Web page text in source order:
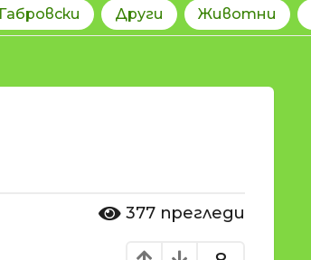
Габровски Други Животни
377 прегледи